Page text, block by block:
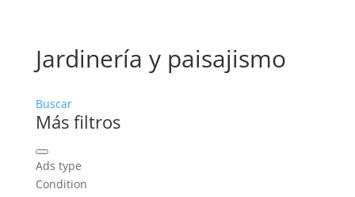
Jardinería y paisajismo
Buscar
Más filtros
Ads type
Condition